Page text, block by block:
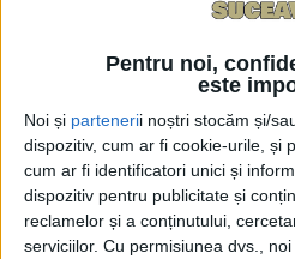
Pentru noi,
este
Noi și partenerii noștri stocăm și/
dispozitiv, cum ar fi cookie-urile, și
cum ar fi identificatori unici și
dispozitiv pentru publicitate și
reclamelor și a conținutului,
serviciilor. Cu permisiunea dvs.,
1of 2